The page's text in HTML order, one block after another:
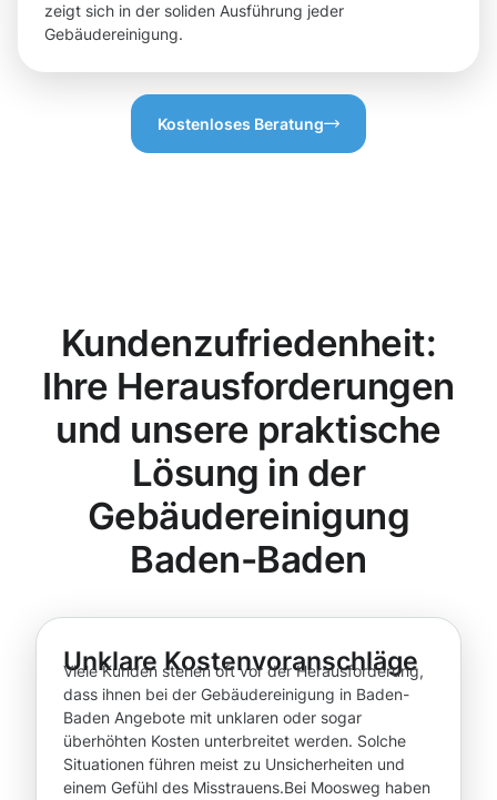
zeigt sich in der soliden Ausführung jeder
Gebäudereinigung.
Kostenloses Beratung
Kundenzufriedenheit:
Ihre Herausforderungen
und unsere praktische
Lösung in der
Gebäudereinigung
Baden-Baden
Unklare Kostenvoranschläge
Viele Kunden stehen oft vor der Herausforderung,
dass ihnen bei der Gebäudereinigung in Baden-
Baden Angebote mit unklaren oder sogar
überhöhten Kosten unterbreitet werden. Solche
Situationen führen meist zu Unsicherheiten und
einem Gefühl des Misstrauens.Bei Moosweg haben